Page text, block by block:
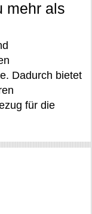
mehr als
Dadurch bietet
für die